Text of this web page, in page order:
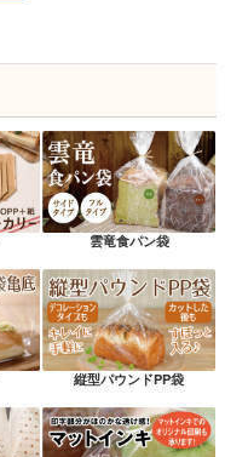
雲竜食パン袋
縦型パウンドPP袋